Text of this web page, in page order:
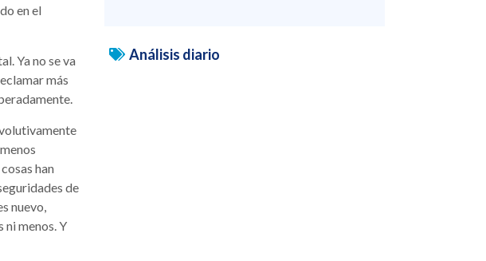
en el
Ya no se va
más
han
de
nuevo,
ni menos. Y
Análisis diario